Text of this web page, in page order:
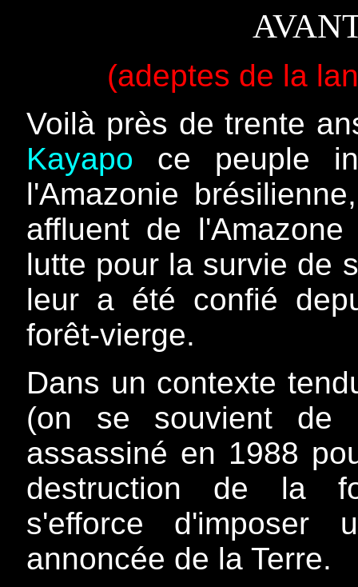
(adeptes de la
Voilà près de trente
Kayapo ­ce peuple
l'Amazonie
affluent de
lutte pour la survie de
leur a été confié
forêt-vierge.
Dans un contexte
(on se souvient de
assassiné en 1988
destruction de la
s'efforce d'imposer
annoncée de la Terre.